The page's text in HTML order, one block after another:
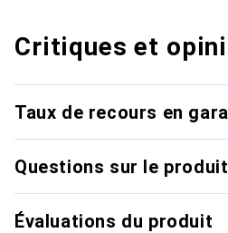
Critiques et
Taux de recours en
Questions sur le produit
Évaluations du produit